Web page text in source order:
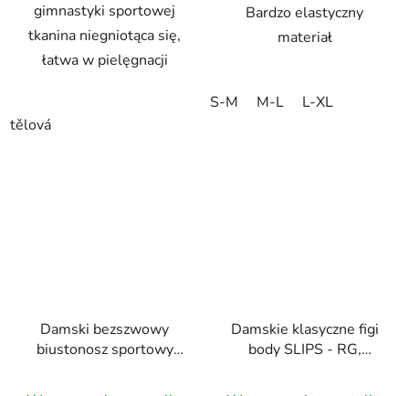
gimnastyki sportowej
tkanina niegniotąca się,
łatwa w pielęgnacji
tělová
Bardzo elastyczny
materiał
S-M M-L L-XL
Damski bezszwowy
biustonosz sportowy
Aerobik, Taniec
Damskie klasyczne figi
body SLIPS - RG,